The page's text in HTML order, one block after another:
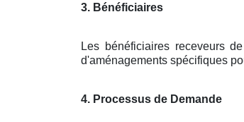
3. Bénéficiaires
Les bénéficiaires receveurs
d'aménagements spécifiques
4. Processus de Demande